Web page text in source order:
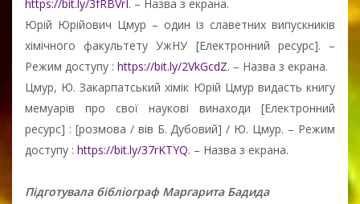
https://bit.ly/3fRBVrI. – Назва з екрана.
Юрій Юрійович Цмур – один із славетних випускників
хімічного факультету УжНУ [Електронний ресурс]. –
Режим доступу : https://bit.ly/2VkGcdZ. – Назва з екрана.
Цмур, Ю. Закарпатський хімік Юрій Цмур видасть книгу
мемуарів про свої наукові винаходи [Електронний
ресурс] : [розмова / вів Б. Дубовий] / Ю. Цмур. – Режим
доступу : https://bit.ly/37rKTYQ. – Назва з екрана.
Підготувала бібліограф Маргарита Бадида